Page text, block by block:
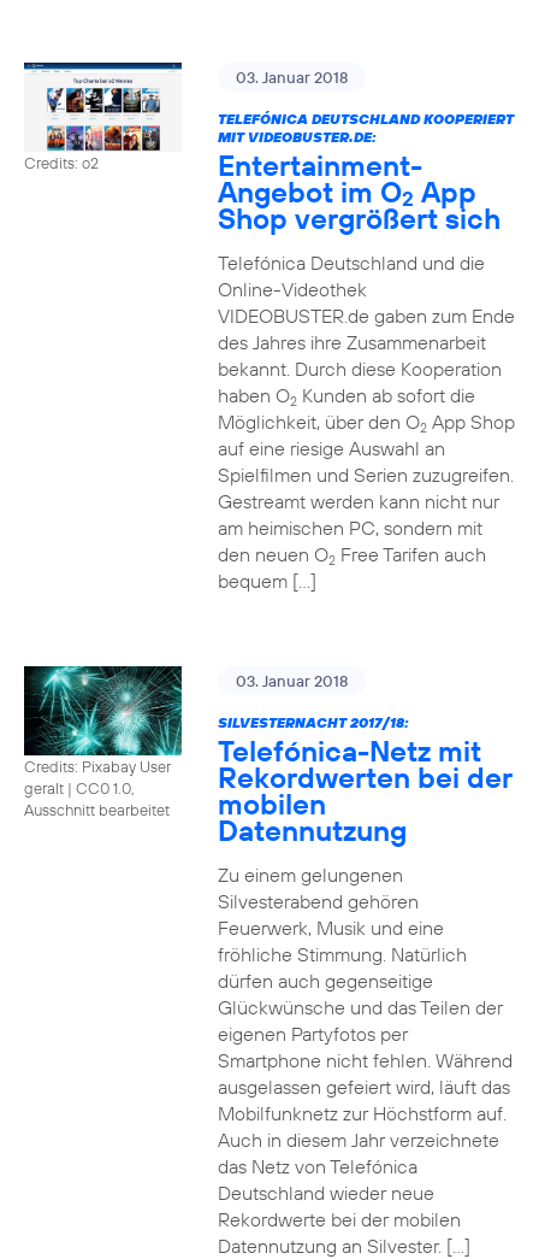
Credits: o2
03. Januar 2018
TELEFÓNICA DEUTSCHLAND KOOPERIERT
MIT VIDEOBUSTER.DE:
Entertainment-
Angebot im O2 App
Shop vergrößert sich
Telefónica Deutschland und die
Online-Videothek
VIDEOBUSTER.de gaben zum Ende
des Jahres ihre Zusammenarbeit
bekannt. Durch diese Kooperation
haben O2Kunden ab sofort die
Möglichkeit, über den O2App Shop
auf eine riesige Auswahl an
Spielfilmen und Serien zuzugreifen.
Gestreamt werden kann nicht nur
am heimischen PC, sondern mit
den neuen O2Free Tarifen auch
bequem […]
Credits: Pixabay User
geralt | CC0 1.0,
Ausschnitt bearbeitet
03. Januar 2018
SILVESTERNACHT 2017/18:
Telefónica-Netz mit
Rekordwerten bei der
mobilen
Datennutzung
Zu einem gelungenen
Silvesterabend gehören
Feuerwerk, Musik und eine
fröhliche Stimmung. Natürlich
dürfen auch gegenseitige
Glückwünsche und das Teilen der
eigenen Partyfotos per
Smartphone nicht fehlen. Während
ausgelassen gefeiert wird, läuft das
Mobilfunknetz zur Höchstform auf.
Auch in diesem Jahr verzeichnete
das Netz von Telefónica
Deutschland wieder neue
Rekordwerte bei der mobilen
Datennutzung an Silvester. […]